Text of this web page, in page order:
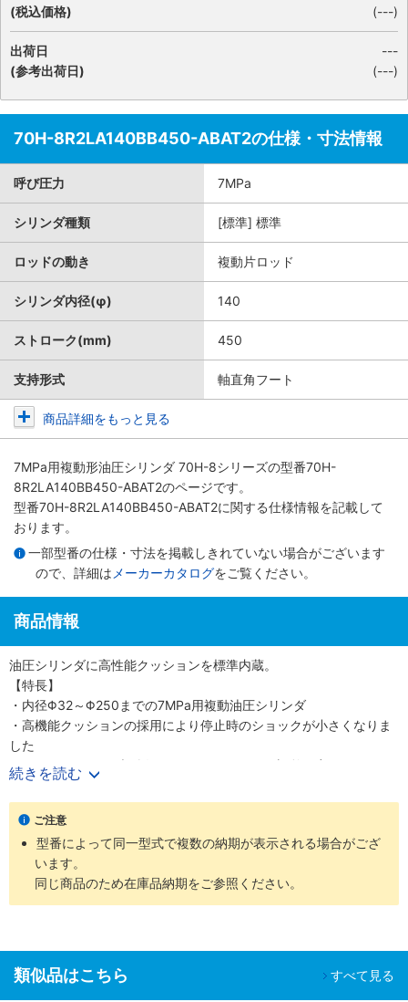
(税込価格)
(---)
出荷日
(参考出荷日)
---
(---)
70H-8R2LA140BB450-ABAT2の仕様・寸法情報
呼び圧力 7MPa
シリンダ種類 [標準] 標準
ロッドの動き 複動片ロッド
シリンダ内径(φ) 140
ストローク(mm) 450
支持形式 軸直角フート
商品詳細をもっと見る
7MPa用複動形油圧シリンダ 70H-8シリーズの型番70H-
8R2LA140BB450-ABAT2のページです。
型番70H-8R2LA140BB450-ABAT2に関する仕様情報を記載して
おります。
一部型番の仕様・寸法を掲載しきれていない場合がございます
ので、詳細は メーカーカタログをご覧ください。
商品情報
油圧シリンダに高性能クッションを標準内蔵。
【特長】
・内径Φ32～Φ250までの7MPa用複動油圧シリンダ
・高機能クッションの採用により停止時のショックが小さくなりま
した
・クッションバルブの採用により、クッション調整が容易になりま
した
・クッションバルブは、安全対策として、抜け止め機構、およびゆ
るみ止め用ロックナットを採用しました
・バリエーション豊富かつ保全性を良くした、小形スイッチを標準
化しました
続きを読む
ご注意
型番によって同一型式で複数の納期が表示される場合がござ
います。
同じ商品のため在庫品納期をご参照ください。
類似品はこちら すべて見る